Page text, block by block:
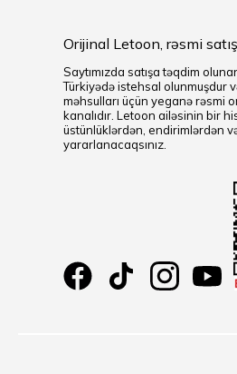
Orijinal Letoon, rəsmi
Saytımızda satışa təqdim
Türkiyədə istehsal olunmuşdur
məhsulları üçün yeganə rəsmi
kanalıdır. Letoon ailəsinin bir
üstünlüklərdən, endirimlərdən
yararlanacaqsınız.